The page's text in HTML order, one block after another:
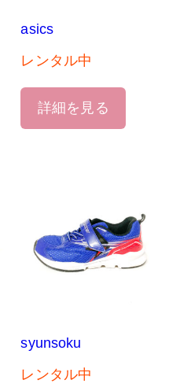
asics
レンタル中
詳細を見る
syunsoku
レンタル中